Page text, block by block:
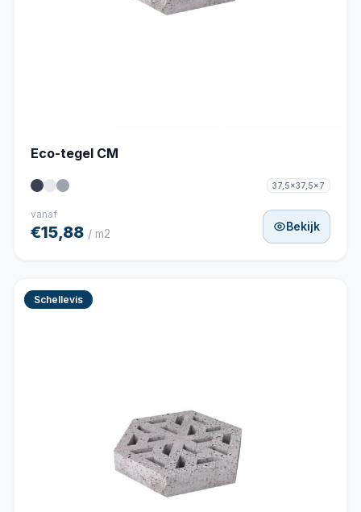
Eco-tegel CM
37,5x37,5x7
vanaf
€15,88 / m2
Bekijk
Schellevis